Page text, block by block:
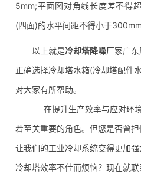
5mm;平面图对角线长度差不得
(四面)的水平间距不得小于300mm
以上就是冷却塔降噪厂家广
正确选择冷却塔水箱(冷却塔配件
对大家有所帮助。
在提升生产效率与应对环境
着至关重要的角色。但您是否曾
让我们的工业冷却系统变得更加
冷却塔效率不佳而烦恼？现在就